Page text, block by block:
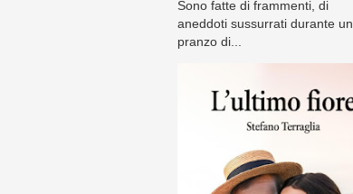
Sono fatte di frammenti, di
aneddoti sussurrati durante un
pranzo di...